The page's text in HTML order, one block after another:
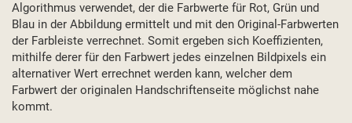
Algorithmus verwendet, der die Farbwerte für Rot, Grün und
Blau in der Abbildung ermittelt und mit den Original-Farbwerten
der Farbleiste verrechnet. Somit ergeben sich Koeffizienten,
mithilfe derer für den Farbwert jedes einzelnen Bildpixels ein
alternativer Wert errechnet werden kann, welcher dem
Farbwert der originalen Handschriftenseite möglichst nahe
kommt.